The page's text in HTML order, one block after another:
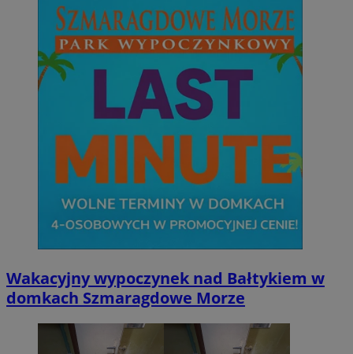
Wakacyjny wypoczynek nad Bałtykiem w
domkach Szmaragdowe Morze